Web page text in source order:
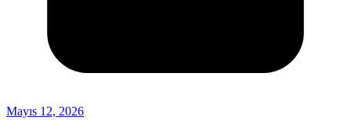
Mayıs 12, 2026